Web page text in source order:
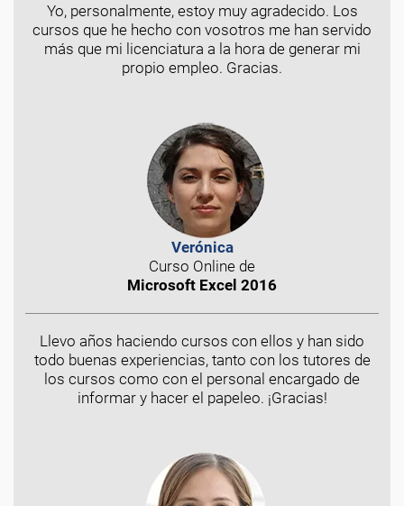
Yo, personalmente, estoy muy agradecido. Los
cursos que he hecho con vosotros me han servido
más que mi licenciatura a la hora de generar mi
propio empleo. Gracias.
Verónica
Curso Online de
Microsoft Excel 2016
Llevo años haciendo cursos con ellos y han sido
todo buenas experiencias, tanto con los tutores de
los cursos como con el personal encargado de
informar y hacer el papeleo. ¡Gracias!